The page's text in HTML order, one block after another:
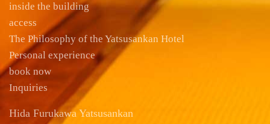
inside the building
access
The Philosophy of the Yatsusankan Hotel
Personal experience
book now
Inquiries
Hida Furukawa Yatsusankan